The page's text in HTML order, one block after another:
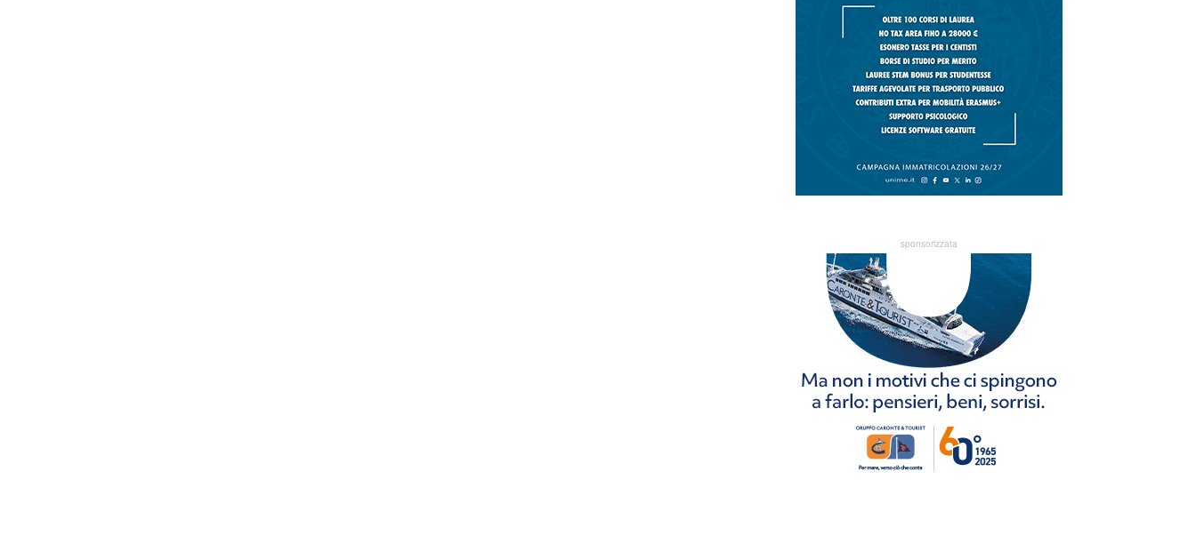
sponsorizzata